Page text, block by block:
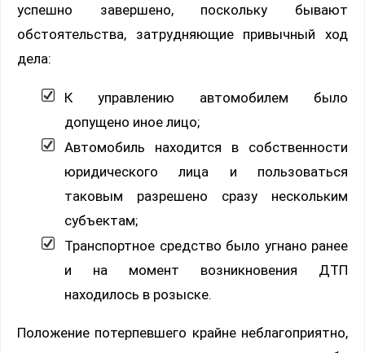
успешно завершено, поскольку бывают
обстоятельства, затрудняющие привычный ход
дела:
К управлению автомобилем было
допущено иное лицо;
Автомобиль находится в собственности
юридического лица и пользоваться
таковым разрешено сразу нескольким
субъектам;
Транспортное средство было угнано ранее
и на момент возникновения ДТП
находилось в розыске.
Положение потерпевшего крайне неблагоприятно,